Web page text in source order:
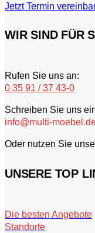
Jetzt Termin
WIR SIND FÜR
Rufen Sie uns an:
0 35 91 / 37 43-0
Schreiben Sie uns
info@multi-
Oder nutzen Sie
UNSERE TOP
Die besten Angebote
Standorte